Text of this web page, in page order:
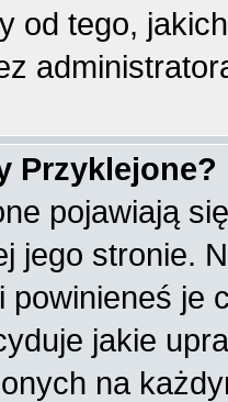
od tego,
Przyklejone?
pojawiają
jego stronie.
powinieneś je
jakie
na